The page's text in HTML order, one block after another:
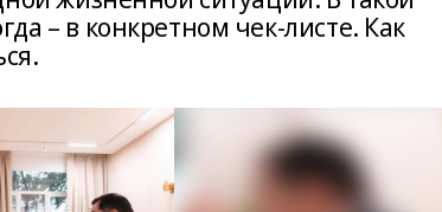
– в конкретном чек-листе. Как